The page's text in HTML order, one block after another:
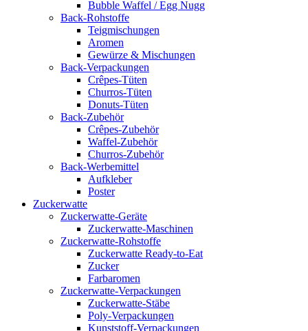
Bubble Waffel / Egg Nugg
Back-Rohstoffe
Teigmischungen
Aromen
Gewürze & Mischungen
Back-Verpackungen
Crêpes-Tüten
Churros-Tüten
Donuts-Tüten
Back-Zubehör
Crêpes-Zubehör
Waffel-Zubehör
Churros-Zubehör
Back-Werbemittel
Aufkleber
Poster
Zucker­watte
Zuckerwatte-Geräte
Zuckerwatte-Maschinen
Zuckerwatte-Rohstoffe
Zuckerwatte Ready-to-Eat
Zucker
Farbaromen
Zuckerwatte-Verpackungen
Zuckerwatte-Stäbe
Poly-Verpackungen
Kunststoff-Verpackungen